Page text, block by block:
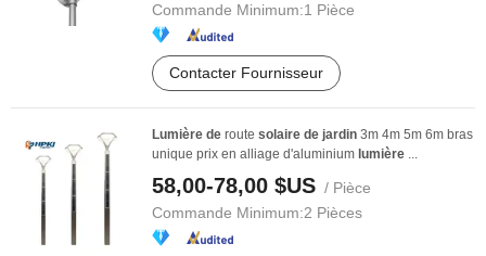
Commande Minimum:1 Pièce
Contacter Fournisseur
Lumière de route solaire de jardin 3m 4m 5m 6m bras
unique prix en alliage d'aluminium lumière ...
58,00-78,00 $US / Pièce
Commande Minimum:2 Pièces